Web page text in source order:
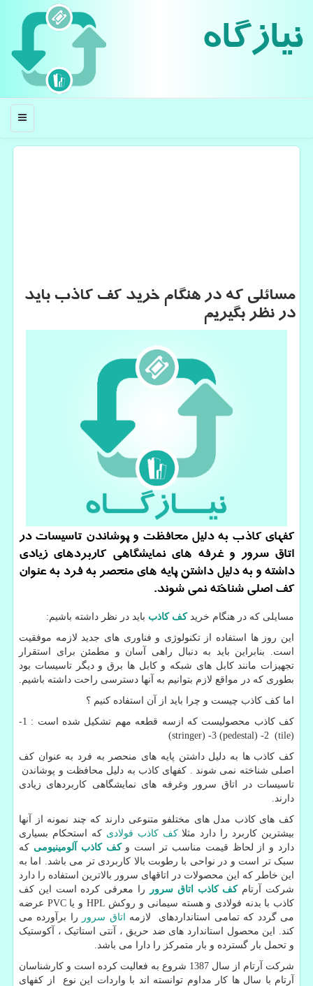
نیازگاه
منو
مسائلی كه در هنگام خرید كف كاذب باید
در نظر بگیریم
كفهای كاذب به دلیل محافظت و پوشاندن تاسیسات در
اتاق سرور و غرفه های نمایشگاهی كاربردهای زیادی
داشته و به دلیل داشتن پایه های منحصر به فرد به عنوان
كف اصلی شناخته نمی شوند.
مسایلی كه در هنگام خریدکف کاذب باید در نظر داشته باشیم:
این روز ها استفاده از تکنولوژی و فناوری های جدید لازمه موفقیت
است. بنابراین باید به دنبال راهی آسان و مطمئن برای استقرار
تجهیزات مانند کابل های شبکه و کابل ها برق و دیگر تاسیسات بود
بطوری که در مواقع لازم بتوانیم به آنها دسترسی راحت داشته باشیم.
اما کف کاذب چیست و چرا باید از آن استفاده کنیم ؟
کف کاذب محصولیست که ازسه قطعه مهم تشکیل شده است : 1
-
(
(tile
2
- (
pedestal
)
3
-
(stringer)
کف کاذب ها به دلیل داشتن پایه های منحصر به فرد به عنوان کف
اصلی شناخته نمی شوند . کفهای کاذب به دلیل محافظت و پوشاندن
تاسیسات در اتاق سرور وغرفه های نمایشگاهی کاربردهای زیادی
دارند.
کف های کاذب مدل های مختلفو متنوعی دارند که چند نمونه از آنها
بیشترین کاربرد را دارد مثلاکف کاذب فولادی که استحکام بسیاری
دارد و از لحاظ قیمت مناسب تر است وکف کاذب آلومینیومی که
سبک تر است و در نواحی با رطوبت بالا کاربردی تر می باشد. اما به
این خاطر که این محصولات در اتاقهای سرور بالاترین استفاده را دارد
شرکت آرتامکف کاذب اتاق سرور
را معرفی کرده است این کف
کاذب با بدنه فولادی و هسته سیمانی و روکش HPL و یاPVC عرضه
می گردد که تمامی استانداردهای لازمه
اتاق سرور
را برآورده می
کند. این محصول استاندارد های ضد حریق ، آنتی استاتیک ، آکوستیک
و تحمل بار گسترده و بار متمرکز را دارا می باشد.
شرکت آرتام از سال 1387 شروع به فعالیت کرده است و کارشناسان
آرتام با سال ها کار مداوم توانسته اند با واردات این نوع از کفهای